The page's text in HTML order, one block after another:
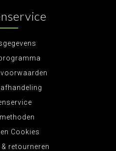
Cookies
retourneren